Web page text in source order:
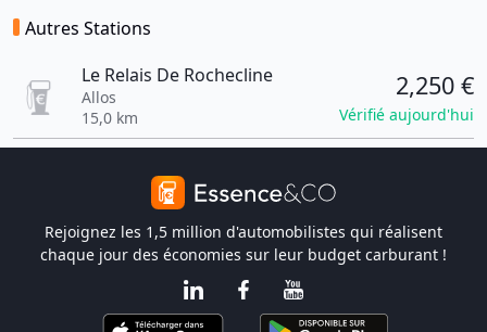
Autres Stations
Le Relais De Rochecline
Allos
15,0 km
2,250 €
Vérifié aujourd'hui
Rejoignez les 1,5 million d'automobilistes qui réalisent
chaque jour des économies sur leur budget carburant !